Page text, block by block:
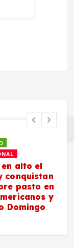
a la final
Jam» del
de
videojuego
cultural